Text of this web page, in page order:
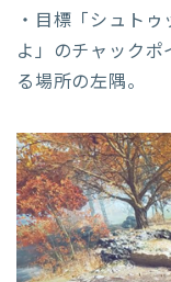
・目標「シュト
よ」のチャック
る場所の左隅。